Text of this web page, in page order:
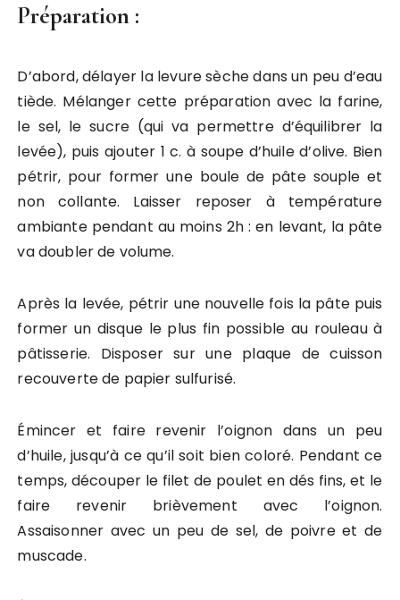
Préparation :
D’abord, délayer la levure sèche dans un peu d’eau
tiède. Mélanger cette préparation avec la farine,
le sel, le sucre (qui va permettre d’équilibrer la
levée), puis ajouter 1 c. à soupe d’huile d’olive. Bien
pétrir, pour former une boule de pâte souple et
non collante. Laisser reposer à température
ambiante pendant au moins 2h : en levant, la pâte
va doubler de volume.
Après la levée, pétrir une nouvelle fois la pâte puis
former un disque le plus fin possible au rouleau à
pâtisserie. Disposer sur une plaque de cuisson
recouverte de papier sulfurisé.
Émincer et faire revenir l’oignon dans un peu
d’huile, jusqu’à ce qu’il soit bien coloré. Pendant ce
temps, découper le filet de poulet en dés fins, et le
faire revenir brièvement avec l’oignon.
Assaisonner avec un peu de sel, de poivre et de
muscade.